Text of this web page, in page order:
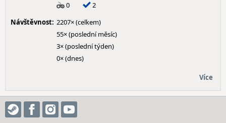
0
2
Návštěvnost: 2207× (celkem)
55× (poslední měsíc)
3× (poslední týden)
0× (dnes)
Více